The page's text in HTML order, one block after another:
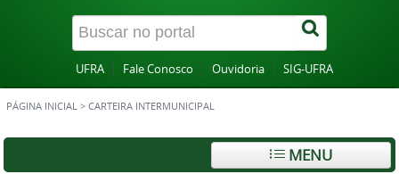
UFRA Fale Conosco Ouvidoria SIG-UFRA
PÁGINA INICIAL > CARTEIRA INTERMUNICIPAL
MENU